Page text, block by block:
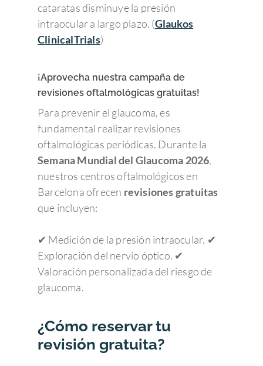
cataratas disminuye la presión
intraocular a largo plazo. (Glaukos
ClinicalTrials)
¡Aprovecha nuestra campaña de
revisiones oftalmológicas gratuitas!
Para prevenir el glaucoma, es
fundamental realizar revisiones
oftalmológicas periódicas. Durante la
Semana Mundial del Glaucoma 2026,
nuestros centros oftalmológicos en
Barcelona ofrecen revisiones gratuitas
que incluyen:
✔ Medición de la presión intraocular. ✔
Exploración del nervio óptico. ✔
Valoración personalizada del riesgo de
glaucoma.
¿Cómo reservar tu
revisión gratuita?